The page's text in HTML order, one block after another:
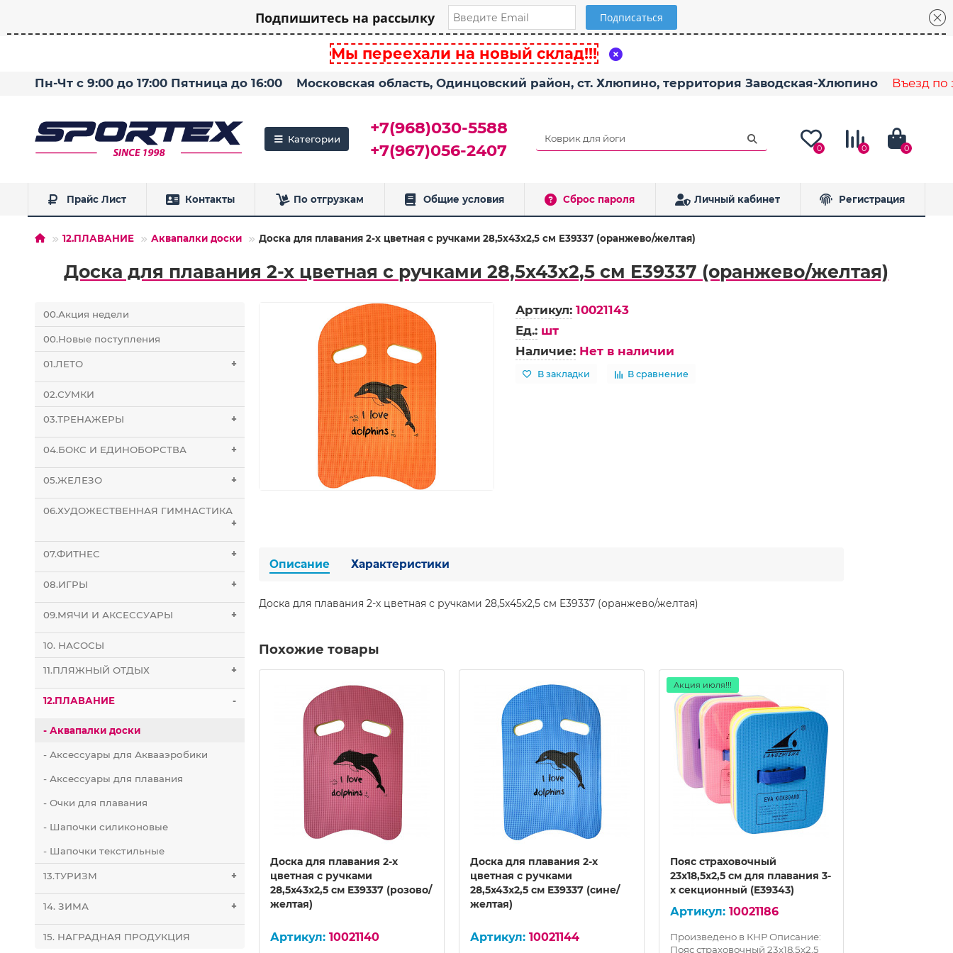
Подпишитесь на рассылку
Мы переехали на новый склад!!!
Пн-Чт с 9:00 до 17:00 Пятница до 16:00 Московская область, Одинцовский район, ст. Хлюпино, территория Заводская-Хлюпино Въезд по
Категории
+7(968)030-5588
+7(967)056-2407
0 0 0
Прайс Лист Контакты По отгрузкам Общие условия Сброс пароля Личный кабинет Регистрация
12.ПЛАВАНИЕ Аквапалки доски Доска для плавания 2-х цветная с ручками 28,5х43х2,5 см E39337 (оранжево/желтая)
Доска для плавания 2-х цветная с ручками 28,5х43х2,5 см E39337 (оранжево/желтая)
00.Акция недели
00.Новые поступления
01.ЛЕТО +
02.СУМКИ
03.ТРЕНАЖЕРЫ +
04.БОКС И ЕДИНОБОРСТВА +
05.ЖЕЛЕЗО +
06.ХУДОЖЕСТВЕННАЯ ГИМНАСТИКА
+
07.ФИТНЕС +
08.ИГРЫ +
09.МЯЧИ И АКСЕССУАРЫ +
10. НАСОСЫ
11.ПЛЯЖНЫЙ ОТДЫХ +
12.ПЛАВАНИЕ -
- Аквапалки доски
- Аксессуары для Аквааэробики
- Аксессуары для плавания
- Очки для плавания
- Шапочки силиконовые
- Шапочки текстильные
13.ТУРИЗМ +
14. ЗИМА +
15. НАГРАДНАЯ ПРОДУКЦИЯ
Артикул: 10021143
Ед.: шт
Наличие: Нет в наличии
В закладки В сравнение
Описание Характеристики
Доска для плавания 2-х цветная с ручками 28,5х45х2,5 см E39337 (оранжево/желтая)
Похожие товары
Доска для плавания Гранит с
ручками 31,5х45х3 см E39338
10021145
Доска для плавания 2-х
цветная с ручками
28,5х43х2,5 см E39337 (розово/
желтая)
10021140
Доска для плавания 2-х
цветная с ручками
28,5х43х2,5 см E39337 (сине/
желтая)
10021144
Акция июля!!!
Пояс страховочный
23х18,5х2,5 см для плавания 3-
х секционный (E39343)
10021186
Произведено в КНР Описание:
Пояс страховочный 23х18,5х2,5